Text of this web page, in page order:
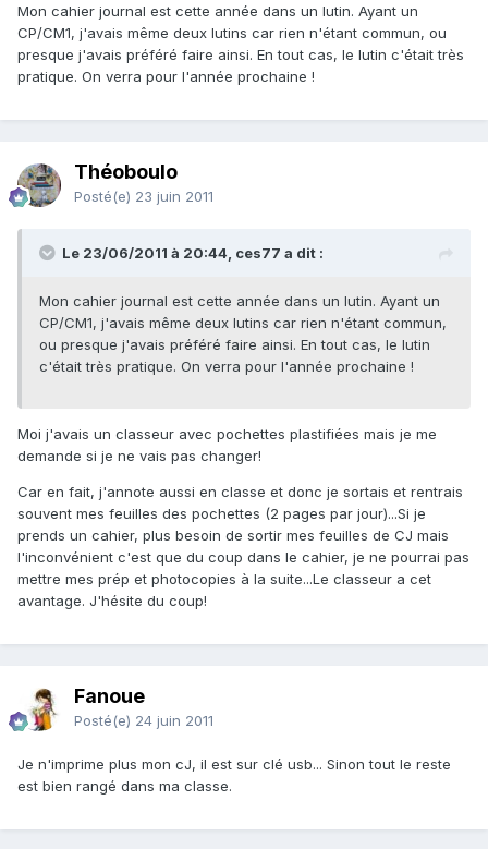
Mon cahier journal est cette année dans un lutin. Ayant un
CP/CM1, j'avais même deux lutins car rien n'étant commun, ou
presque j'avais préféré faire ainsi. En tout cas, le lutin c'était très
pratique. On verra pour l'année prochaine !
Théoboulo
Posté(e) 23 juin 2011
Le 23/06/2011 à 20:44, ces77 a dit :
Mon cahier journal est cette année dans un lutin. Ayant un
CP/CM1, j'avais même deux lutins car rien n'étant commun,
ou presque j'avais préféré faire ainsi. En tout cas, le lutin
c'était très pratique. On verra pour l'année prochaine !
Moi j'avais un classeur avec pochettes plastifiées mais je me
demande si je ne vais pas changer!
Car en fait, j'annote aussi en classe et donc je sortais et rentrais
souvent mes feuilles des pochettes (2 pages par jour)...Si je
prends un cahier, plus besoin de sortir mes feuilles de CJ mais
l'inconvénient c'est que du coup dans le cahier, je ne pourrai pas
mettre mes prép et photocopies à la suite...Le classeur a cet
avantage. J'hésite du coup!
Fanoue
Posté(e) 24 juin 2011
Je n'imprime plus mon cJ, il est sur clé usb... Sinon tout le reste
est bien rangé dans ma classe.